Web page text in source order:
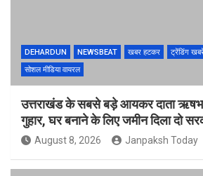
DEHARDUN NEWSBEAT खबर हटकर ट्रेंडिंग
सोशल मीडिया वायरल
उत्तराखंड के सबसे बड़े आयकर दाता ऋषभ
गुहार, घर बनाने के लिए जमीन दिला दो
August 8, 2026 Janpaksh Today